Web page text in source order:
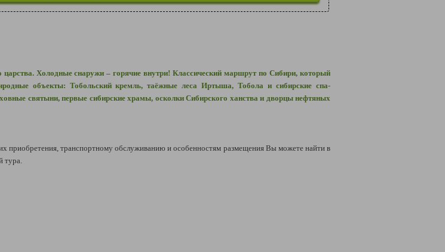
Холодные снаружи – горячие внутри! Классический маршрут по Сибири, который
объекты: Тобольский кремль, таёжные леса Иртыша, Тобола и сибирские спа-
святыни, первые сибирские храмы, осколки Сибирского ханства и дворцы нефтяных
транспортному обслуживанию и особенностям размещения Вы можете найти в
тура.